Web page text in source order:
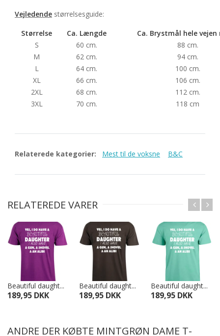
Vejledende størrelsesguide:
Størrelse Ca. Længde
Ca. Brystmål hele
S
60 cm.
88 cm.
M
62 cm.
94 cm.
L
64 cm.
100 cm.
XL
66 cm.
106 cm.
2XL
68 cm.
112 cm.
3XL
70 cm. 118 cm
Relaterede kategorier: Mest til de voksne B&C
RELATEREDE VARER
Beautiful daught...
189,95 DKK
Beautiful daught...
189,95 DKK
Beautiful daught...
189,95 DKK
ANDRE DER KØBTE MINTGRØN DAME T-